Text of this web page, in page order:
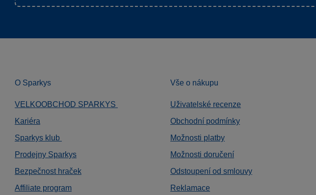
O Sparkys
VELKOOBCHOD SPARKYS
Kariéra
Sparkys klub
Prodejny Sparkys
Bezpečnost hraček
Affiliate program
Vše o nákupu
Uživatelské recenze
Obchodní podmínky
Možnosti platby
Možnosti doručení
Odstoupení od smlouvy
Reklamace